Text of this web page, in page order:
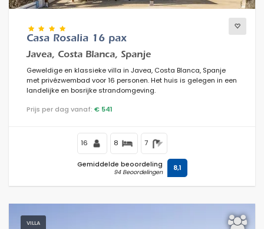
Casa Rosalia 16 pax
Javea, Costa Blanca, Spanje
Geweldige en klassieke villa in Javea, Costa Blanca, Spanje
met privézwembad voor 16 personen. Het huis is gelegen in een
landelijke en bosrijke strandomgeving.
Prijs per dag vanaf: € 541
16 8 7
Gemiddelde beoordeling
94 Beoordelingen 8,1
VILLA